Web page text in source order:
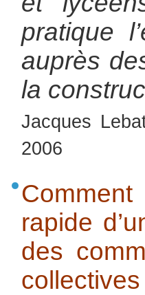
pratique
auprès
la
Jacques
2006
rapide
des